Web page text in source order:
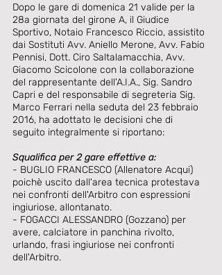
Dopo le gare di domenica 21 valide per la
28a giornata del girone A, il Giudice
Sportivo, Notaio Francesco Riccio, assistito
dai Sostituti Avv. Aniello Merone, Avv. Fabio
Pennisi, Dott. Ciro Saltalamacchia, Avv.
Giacomo Scicolone con la collaborazione
del rappresentante dell'A.I.A., Sig. Sandro
Capri e del responsabile di segreteria Sig.
Marco Ferrari nella seduta del 23 febbraio
2016, ha adottato le decisioni che di
seguito integralmente si riportano:
Squalifica per 2 gare effettive a:
- BUGLIO FRANCESCO (Allenatore Acqui)
poichè uscito dall'area tecnica protestava
nei confronti dell'Arbitro con espressioni
ingiuriose, allontanato.
- FOGACCI ALESSANDRO (Gozzano) per
avere, calciatore in panchina rivolto,
urlando, frasi ingiuriose nei confronti
dell'Arbitro.